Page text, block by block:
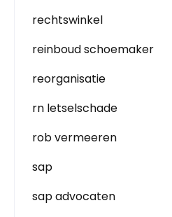
rechtswinkel
reinboud schoemaker
reorganisatie
rn letselschade
rob vermeeren
sap
sap advocaten